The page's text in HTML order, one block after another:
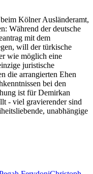
Kölner Ausländeramt,
Während der deutsche
mit dem
will der türkische
wie möglich eine
juristische
die arrangierten Ehen
bei den
ist für Demirkan
- viel gravierender sind
unabhängige